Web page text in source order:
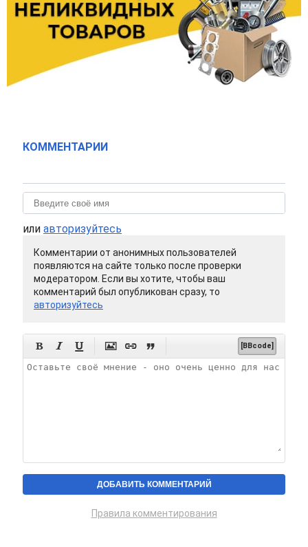
КОММЕНТАРИИ
или авторизуйтесь
Комментарии от анонимных пользователей
появляются на сайте только после проверки
модератором. Если вы хотите, чтобы ваш
комментарий был опубликован сразу, то
авторизуйтесь
      [BBcode]
Правила комментирования